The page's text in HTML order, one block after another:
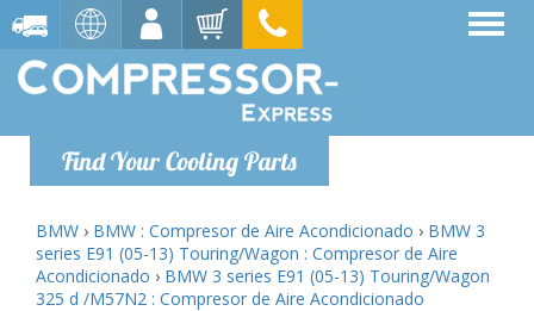
Find Your Cooling Parts
BMW › BMW : Compresor de Aire Acondicionado › BMW 3
series E91 (05-13) Touring/Wagon : Compresor de Aire
Acondicionado › BMW 3 series E91 (05-13) Touring/Wagon
325 d /M57N2 : Compresor de Aire Acondicionado